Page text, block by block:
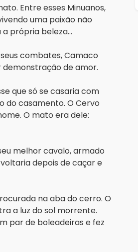
Entre esses Minuanos,
uma paixão não
própria beleza...
combates, Camaco
demonstração de amor.
que só se casaria com
do casamento. O Cervo
O mato era dele:
melhor cavalo, armado
depois de caçar e
na aba do cerro. O
a luz do sol morrente.
par de boleadeiras e fez